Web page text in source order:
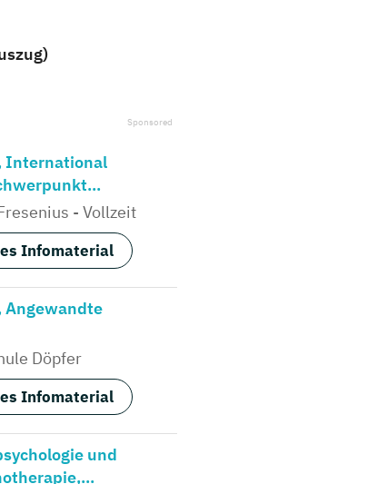
International
- Vollzeit
Infomaterial
Angewandte
Döpfer
Infomaterial
und